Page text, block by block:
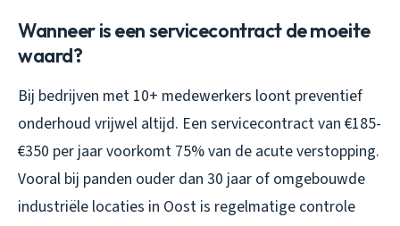
Wanneer is een servicecontract de moeite
waard?
Bij bedrijven met 10+ medewerkers loont preventief
onderhoud vrijwel altijd. Een servicecontract van €185-
€350 per jaar voorkomt 75% van de acute verstopping.
Vooral bij panden ouder dan 30 jaar of omgebouwde
industriële locaties in Oost is regelmatige controle